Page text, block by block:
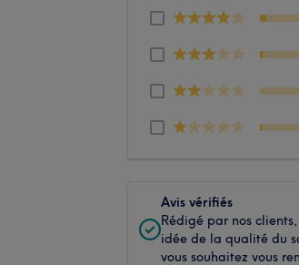
Avis vérifiés
Rédigé par nos
idée de la qualité du
vous souhaitez vous